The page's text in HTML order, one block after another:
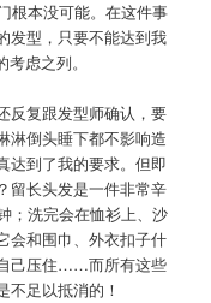
根本没可能。在这件事
发型，只要不能达到我
虑之列。
反复跟发型师确认，要
淋倒头睡下都不影响造
达到了我的要求。但即
留长头发是一件非常辛
；洗完会在恤衫上、沙
会和围巾、外衣扣子什
己压住……而所有这些
不足以抵消的！